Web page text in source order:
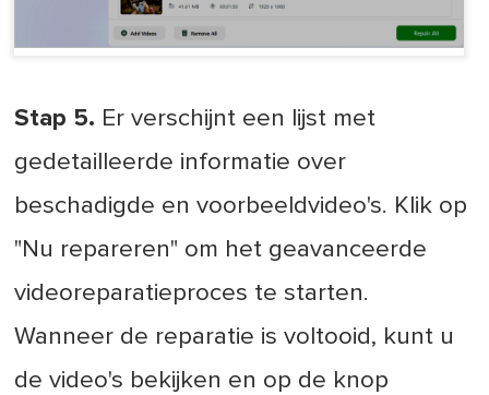
Stap 5. Er verschijnt een lijst met
gedetailleerde informatie over
beschadigde en voorbeeldvideo's. Klik op
"Nu repareren" om het geavanceerde
videoreparatieproces te starten.
Wanneer de reparatie is voltooid, kunt u
de video's bekijken en op de knop